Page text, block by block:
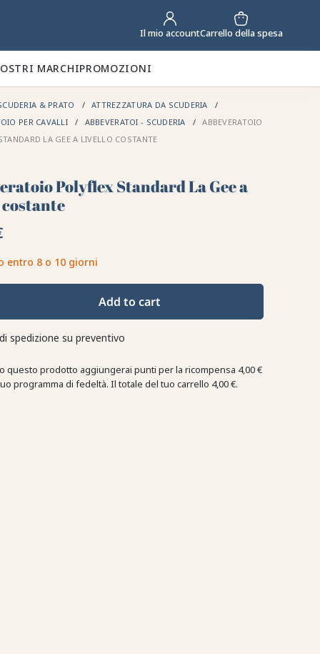
Il mio accountCarrello della spesa
MARCHIPROMOZIONI
& PRATO
ATTREZZATURA DA SCUDERIA
PER CAVALLI
ABBEVERATOI - SCUDERIA
ABBEVERATOIO
LA GEE A LIVELLO COSTANTE
Polyflex Standard La Gee a
entro 8 o 10 giorni
Add to cart
spedizione su preventivo
questo prodotto aggiungerai punti per la ricompensa 4,00 €
programma di fedeltà. Il totale del tuo carrello 4,00 €.